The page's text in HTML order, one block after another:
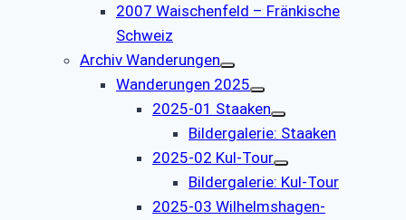
2007 Waischenfeld – Fränkische
Schweiz
Archiv Wanderungen
Wanderungen 2025
2025-01 Staaken
Bildergalerie: Staaken
2025-02 Kul-Tour
Bildergalerie: Kul-Tour
2025-03 Wilhelmshagen-